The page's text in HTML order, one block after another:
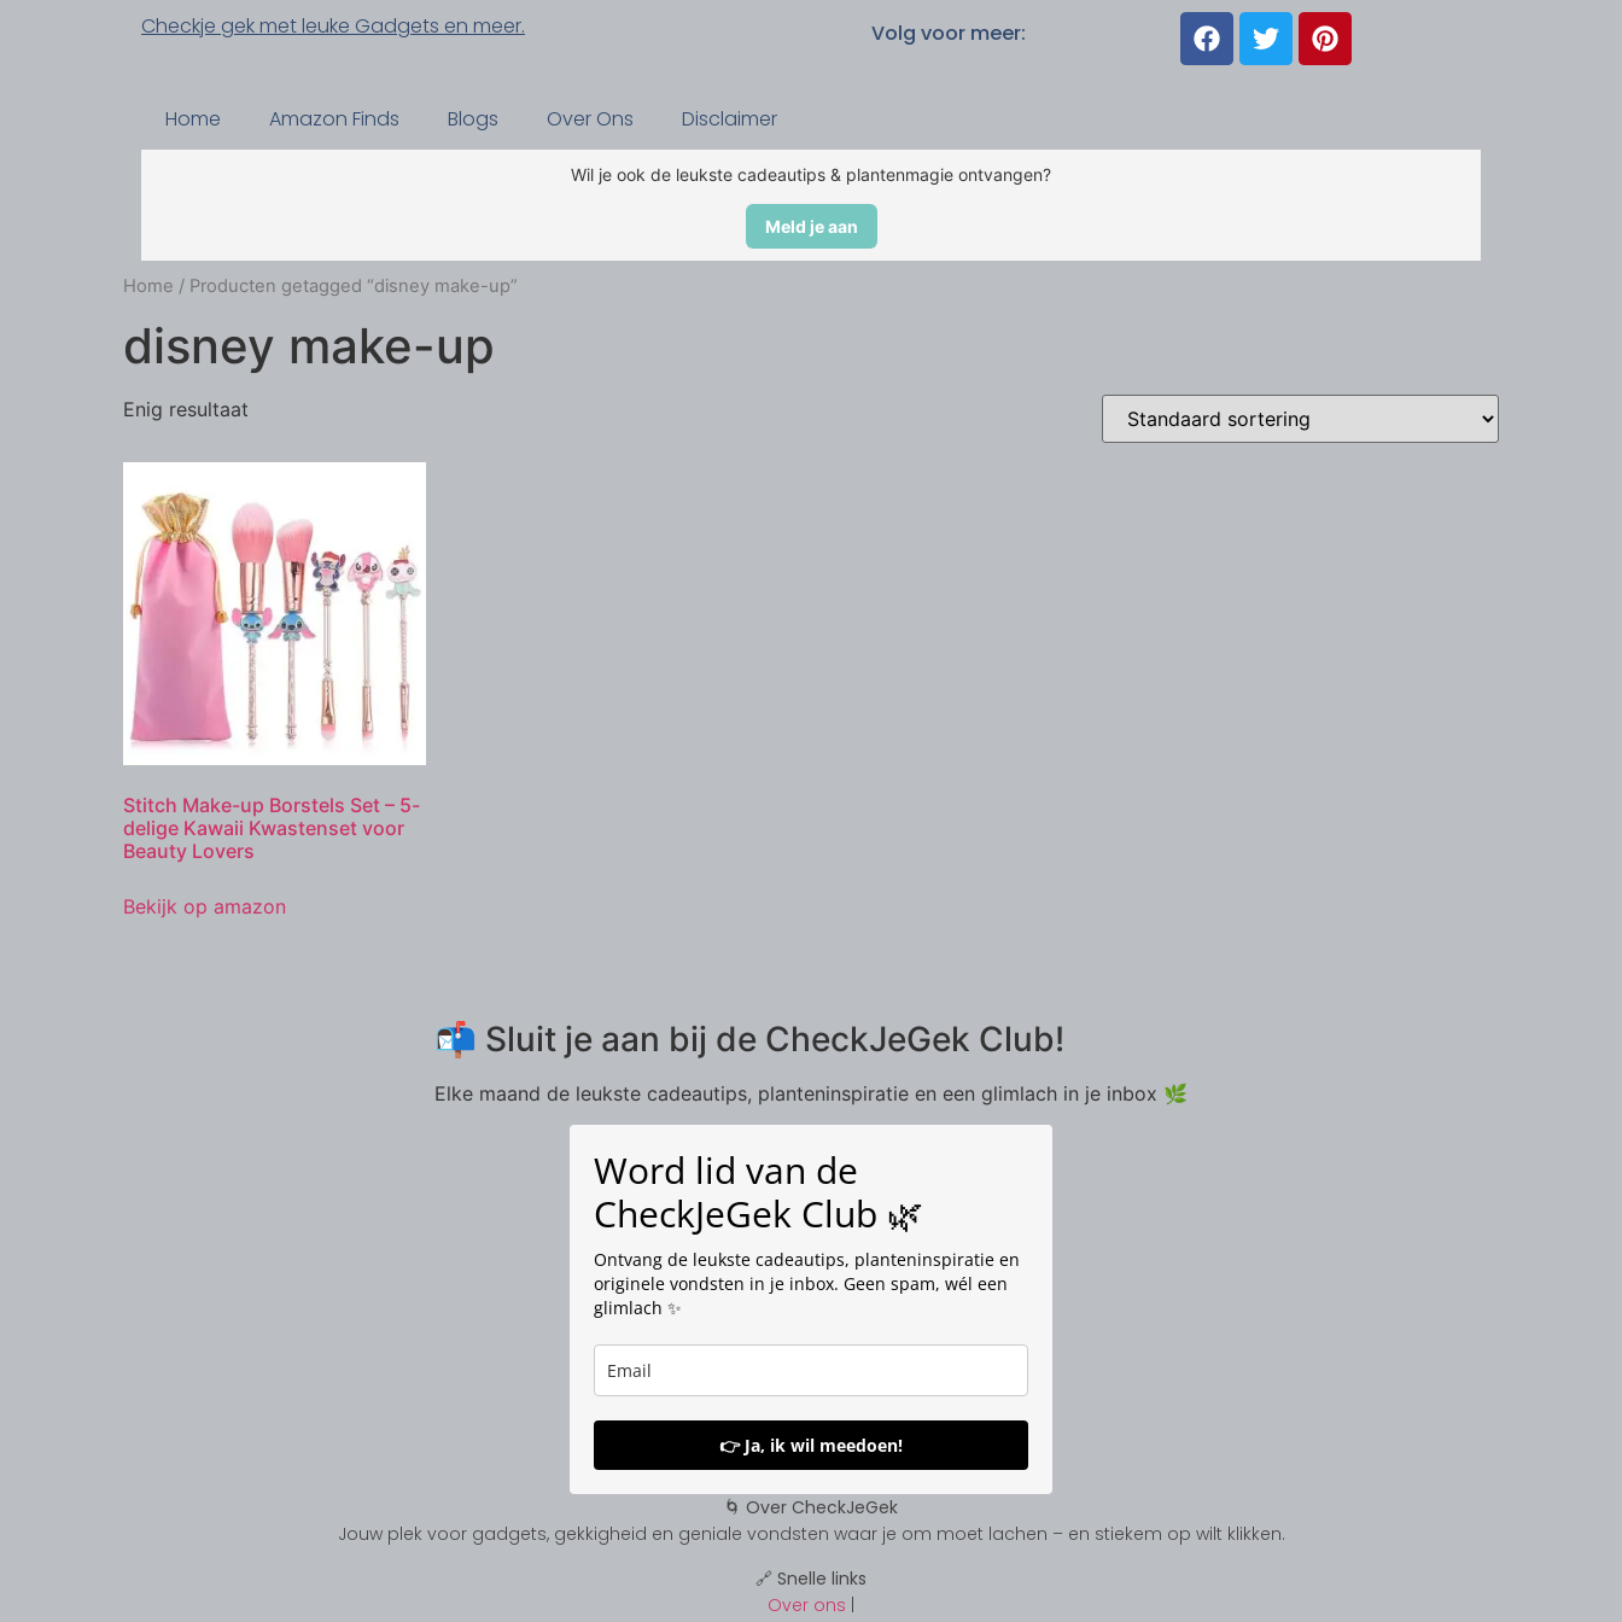
Checkje gek met leuke Gadgets en meer. Volg voor meer:
Home Amazon Finds Blogs Over Ons Disclaimer
Wil je ook de leukste cadeautips & plantenmagie ontvangen?
Meld je aan
Home / Producten getagged “disney make-up”
disney make-up
Enig resultaat
Stitch Make-up Borstels Set – 5-
delige Kawaii Kwastenset voor
Beauty Lovers
Bekijk op amazon
📬 Sluit je aan bij de CheckJeGek Club!
Elke maand de leukste cadeautips, planteninspiratie en een glimlach in je inbox 🌿
Word lid van de
CheckJeGek Club 🌿
Ontvang de leukste cadeautips, planteninspiratie en
originele vondsten in je inbox. Geen spam, wél een
glimlach ✨
👉 Ja, ik wil meedoen!
🌀 Over CheckJeGek
Jouw plek voor gadgets, gekkigheid en geniale vondsten waar je om moet lachen – en stiekem op wilt klikken.
🔗 Snelle links
Over ons |